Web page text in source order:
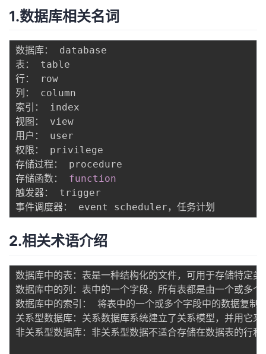
者
的
博
客
我
的
论
坛
我
的
圈
子
我
的
直
播
我
的
活
动
我
的
关
注
我
的
开
发
者
我
的
Programs
我
的
支
1.数据库相关名词
数据库： database
表： table
行： row
列： column
索引： index
视图： view
用户： user
权限： privilege
存储过程： procedure
存储函数： function
触发器： trigger
2.相关术语介绍
数据库中的表：表是一种结构化的文件，可用于存储特定
数据库中的列：表中的一个字段，所有表都是由一个或多
数据库中的索引： 将表中的一个或多个字段中的数据复制
关系型数据库：关系数据库系统建立了关系模型，并用它
非关系型数据库：非关系型数据不适合存储在数据表的行